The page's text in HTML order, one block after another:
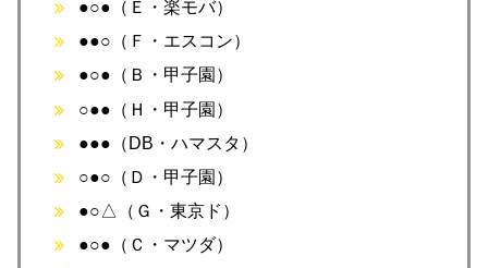
●○●（Ｅ・楽モバ）
●●○（Ｆ・エスコン）
●○●（Ｂ・甲子園）
○●●（Ｈ・甲子園）
●●●（DB・ハマスタ）
○●○（Ｄ・甲子園）
●○△（Ｇ・東京ド）
●○●（Ｃ・マツダ）